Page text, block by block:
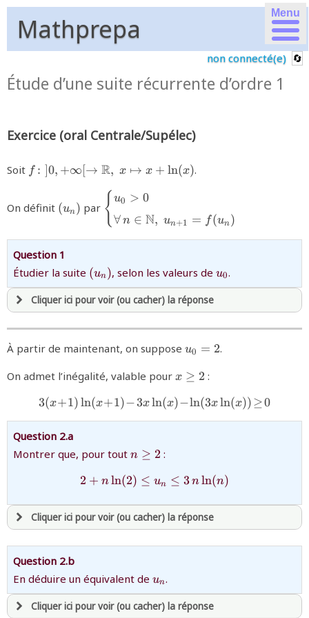
Menu
Mathprepa
non connecté(e)
Étude d’une suite récurrente d’ordre 1
Exercice (oral Centrale/Supélec)
Soit {f\colon ]0,+\infty[\to
f : ]0, +∞[→ R, x ↦ x + ln(x).
On définit (un) par
{\begin{cases}u_0>0\\[3pt]\forall\,
{ u0 > 0
∀n ∈ N, un+1 = f(un)
Question 1
Étudier la suite {(u_n)}
(un), selon les valeurs de {u_0}
u0.
Cliquer ici pour voir (ou cacher) la réponse
et être connecté au site
revenir à
la page d'accueil
ou testerla page d'extraits libres
ou consulterle plan du site
À partir de maintenant, on suppose {u_0=2}
u0 = 2.
On admet l’inégalité, valable pour {x\ge2}
x ≥ 2 :
{3(x\!+\!1)\ln(x\!+\!1) \!-
3(x+1) ln(x+1)−3x ln(x)−ln(3x ln(x))≥0
Question 2.a
Montrer que, pour tout {n\ge2}
n ≥ 2 :
{2+ n \ln(2) \leq u_n \leq
2 + nln(2) ≤ un ≤ 3nln(n)
Cliquer ici pour voir (ou cacher) la réponse
avoir
une souscription active sur mathprepa
revenir à la page d'accueil
Question 2.b
En déduire un équivalent de {u_n}
un.
Cliquer ici pour voir (ou cacher) la réponse